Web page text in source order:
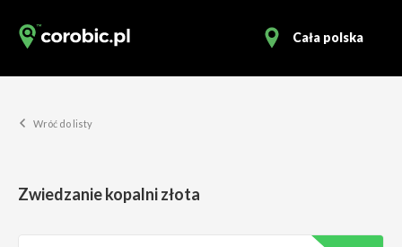
Cała polska
Wróć do listy
Zwiedzanie kopalni złota